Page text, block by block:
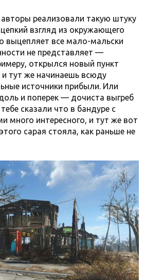
реализовали такую штуку
взгляд из окружающего
выцепляет все мало-мальски
не представляет —
открылся новый пункт
тут же начинаешь всюду
источники прибыли. Или
и поперек — дочиста выгреб
сказали что в бандуре с
много интересного, и тут же вот
сарая стояла, как раньше не